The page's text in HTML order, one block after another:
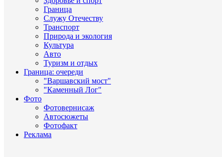
Граница
Служу Отечеству
Транспорт
Природа и экология
Культура
Авто
Туризм и отдых
Граница: очереди
"Варшавский мост"
"Каменный Лог"
Фото
Фотовернисаж
Автосюжеты
Фотофакт
Реклама